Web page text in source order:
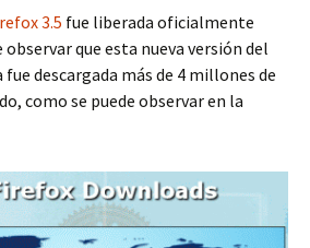
3.5 fue liberada oficialmente
observar que esta nueva versión del
descargada más de 4 millones de
como se puede observar en la